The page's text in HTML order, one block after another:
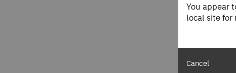
You appear
local site for
Cancel